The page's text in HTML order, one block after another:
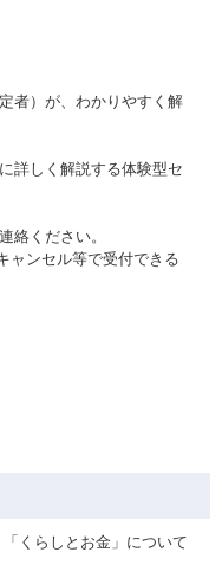
者）が、わかりやすく解
詳しく解説する体験型セ
絡ください。
ャンセル等で受付できる
くらしとお金」について